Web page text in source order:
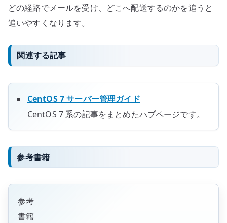
どの経路でメールを受け、どこへ配送するのかを追うと
追いやすくなります。
関連する記事
CentOS 7 サーバー管理ガイド
CentOS 7 系の記事をまとめたハブページです。
参考書籍
参考
書籍